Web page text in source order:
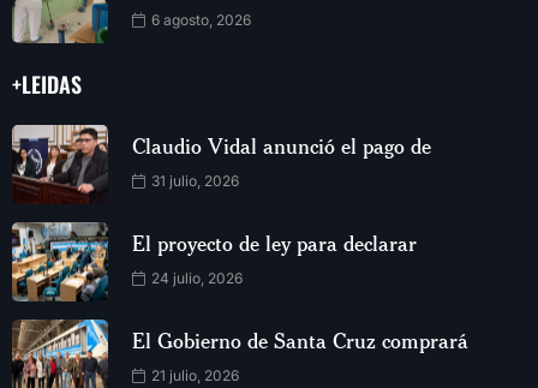
6 agosto, 2026
+LEIDAS
Claudio Vidal anunció el pago de
31 julio, 2026
El proyecto de ley para declarar
24 julio, 2026
El Gobierno de Santa Cruz comprará
21 julio, 2026